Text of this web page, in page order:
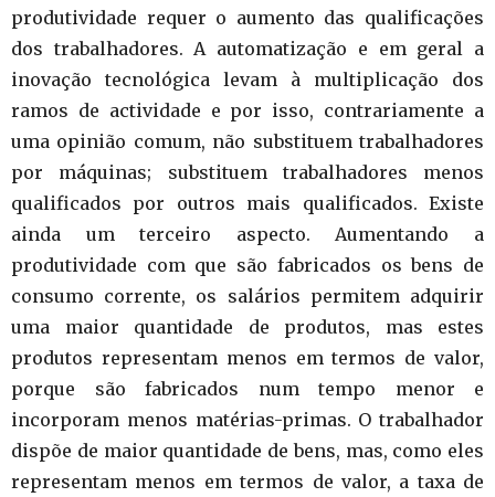
produtividade requer o aumento das qualificações
dos trabalhadores. A automatização e em geral a
inovação tecnológica levam à multiplicação dos
ramos de actividade e por isso, contrariamente a
uma opinião comum, não substituem trabalhadores
por máquinas; substituem trabalhadores menos
qualificados por outros mais qualificados. Existe
ainda um terceiro aspecto. Aumentando a
produtividade com que são fabricados os bens de
consumo corrente, os salários permitem adquirir
uma maior quantidade de produtos, mas estes
produtos representam menos em termos de valor,
porque são fabricados num tempo menor e
incorporam menos matérias-primas. O trabalhador
dispõe de maior quantidade de bens, mas, como eles
representam menos em termos de valor, a taxa de